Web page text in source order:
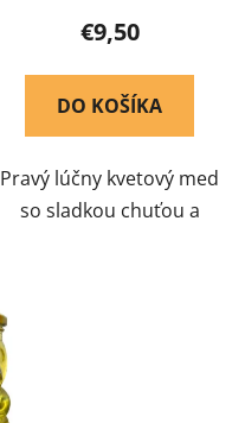
€9,50
DO KOŠÍKA
Pravý lúčny kvetový med
so sladkou chuťou a